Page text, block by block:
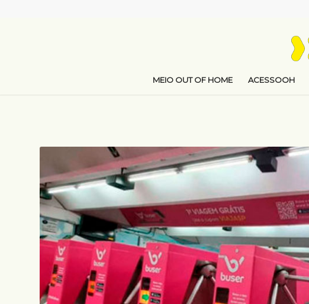
MEIO OUT OF HOME ACESSOOH